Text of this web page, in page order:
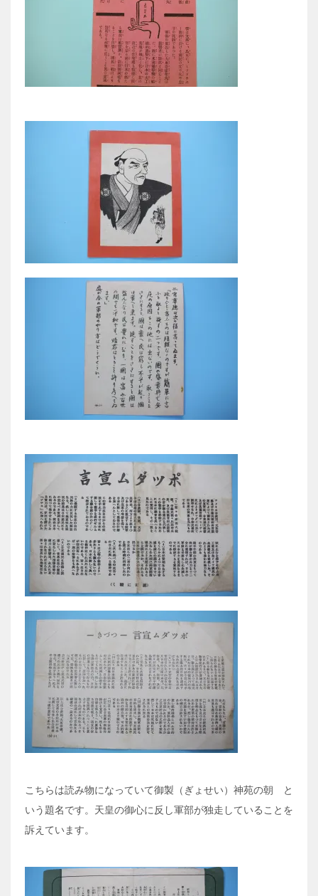
こちらは読み物になっていて御製（ぎょせい）神苑の朝 と
いう題名です。天皇の御心に反し軍部が独走していることを
訴えています。